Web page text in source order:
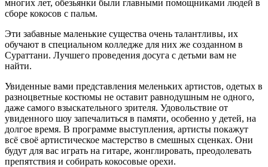
многих лет, обезьянки были главными помощниками людей в
сборе кокосов с пальм.
Эти забавные маленькие существа очень талантливы, их
обучают в специальном колледже для них же созданном в
Сураттани. Лучшего проведения досуга с детьми вам не
найти.
Увиденные вами представления меленьких артистов, одетых в
разноцветные костюмы не оставит равнодушным не одного,
даже самого взыскательного зрителя. Удовольствие от
увиденного шоу запечалиться в памяти, особенно у детей, на
долгое время. В программе выступления, артисты покажут
всё своё артистическое мастерство в смешных сценках. Они
будут для вас играть на гитаре, жонглировать, преодолевать
препятствия и собирать кокосовые орехи.